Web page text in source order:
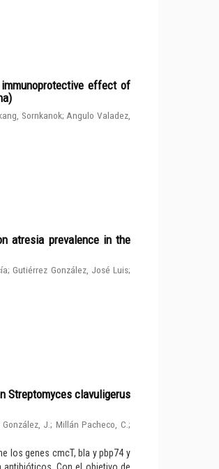
effect of
Sornkanok; Angulo Valadez,
atresia prevalence in the
;Gutiérrez González, José Luis;
Streptomyces clavuligerus
González, J.; Millán Pacheco, C. ;
los genes cmcT, bla y pbp74 y